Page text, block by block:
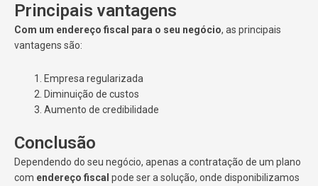
Principais vantagens
Com um endereço fiscal para o seu negócio, as principais
vantagens são:
Empresa regularizada
Diminuição de custos
Aumento de credibilidade
Conclusão
Dependendo do seu negócio, apenas a contratação de um plano
com endereço fiscal pode ser a solução, onde disponibilizamos